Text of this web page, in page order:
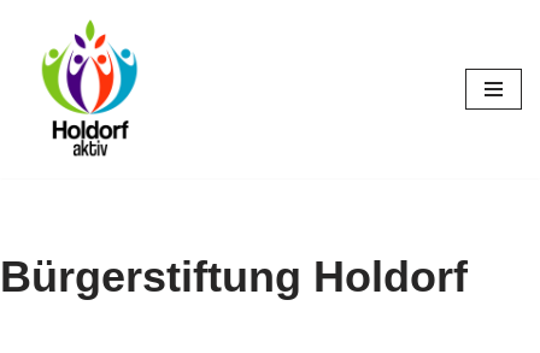
Zum
Inhalt
springen
Bürgerstiftung Holdorf